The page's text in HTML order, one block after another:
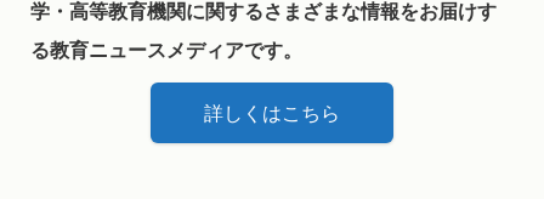
学・高等教育機関に関するさまざまな情報をお届けす
る教育ニュースメディアです。
詳しくはこちら